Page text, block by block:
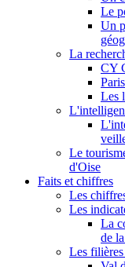
Le
Un
La
CY
Les
Le
d'Oise
Faits et chiffres
Les
Les
La
de
Les